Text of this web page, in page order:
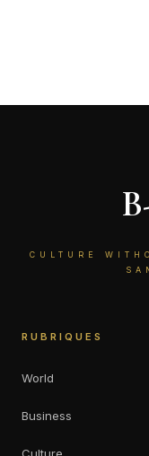
CULTURE
RUBRIQUES
World
Business